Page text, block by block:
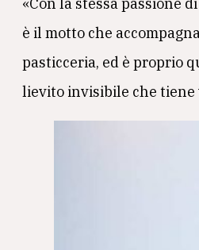
«Con la stessa passione
è il motto che
pasticceria, ed è proprio
lievito invisibile che tiene